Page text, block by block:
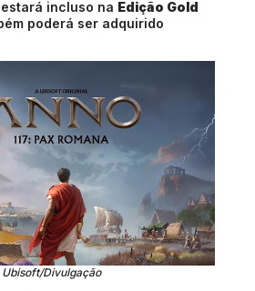
estará incluso na Edição Gold
poderá ser adquirido
Ubisoft/Divulgação